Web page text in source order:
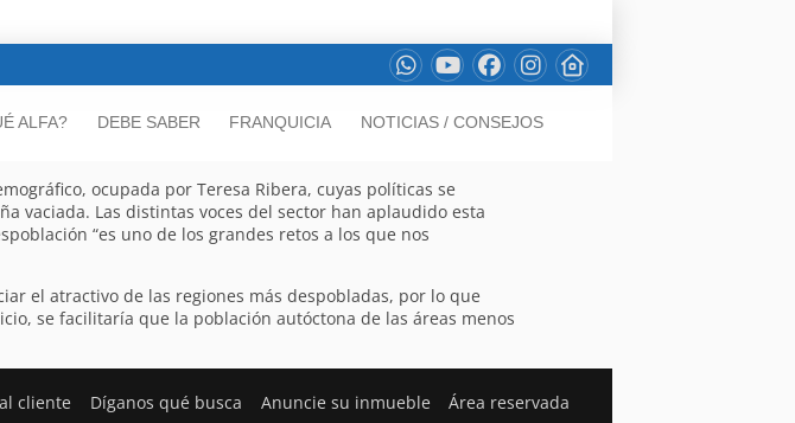
ALFA? DEBE SABER FRANQUICIA NOTICIAS / CONSEJOS
ocupada por Teresa Ribera, cuyas políticas se
vaciada. Las distintas voces del sector han aplaudido esta
“es uno de los grandes retos a los que nos
el atractivo de las regiones más despobladas, por lo que
se facilitaría que la población autóctona de las áreas menos
cliente Díganos qué busca Anuncie su inmueble Área reservada